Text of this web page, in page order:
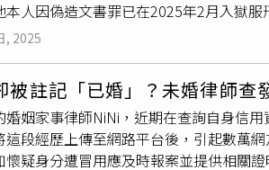
她嚇壞了想逃，聽聞早前到台灣的阿姨
，並以「僑生工作許可」在課餘幫忙阿
」，原先許可證到2026沒有問題，阮妹
補習學生大讚，在台北車站小有名氣，
年8月一天下午雷陣雨滂沱之際，阮妹
發現阮妹的工作許可範疇為「經理人」
罰單，阿姨想說好貴啊，但「財去人安
間內，只能靠著房客吃剩的食物度日，
二審後，也從無期徒刑改判有期徒刑17
審判法》要件，依殺人罪減刑至有期徒
會發放物資給弱勢民眾與街友，甚至協
友們拉近關係，在熟悉面孔後，讓他們
工作，卻是帶著其他街友前往通訊行辦
請銀行帳戶最後卻僅能獲得幾百元的酬
，所有銀行帳戶因此遭到凍結，更直接
本人因偽造文書罪已在2025年2月入獄
事件發生於2023年5月4日。年僅十多歲
夏朝源得知後，意圖取得賴生財產的支
時將他約出，帶至戶政事務所登記同性
後召開記者會痛斥「謀財害命」，台中
議仍維持原處分。但檢方在「假結婚」偽
仍在服刑中，近期因表現良好轉入外役
決，認定兩人登記當日並無愛慕情感或
, 2025
被註記「已婚」？未婚律師
婚姻家事律師NiNi，近期在查詢自身信
這段經歷上傳至網路平台後，引起數萬
懷疑身分遭冒用應及時報案並提供相關